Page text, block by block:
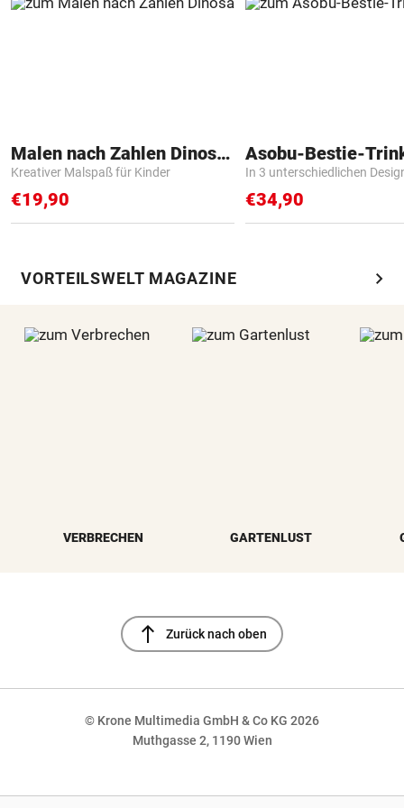
Malen nach Zahlen Dinosaurier
Kreativer Malspaß für Kinder
€19,90
Asobu-Bestie-
In 3 unterschiedlichen
€34,90
VORTEILSWELT MAGAZINE chevron_right
VERBRECHEN GARTENLUST
north Zurück nach oben
© Krone Multimedia GmbH & Co KG 2026
Muthgasse 2, 1190 Wien
NaN%